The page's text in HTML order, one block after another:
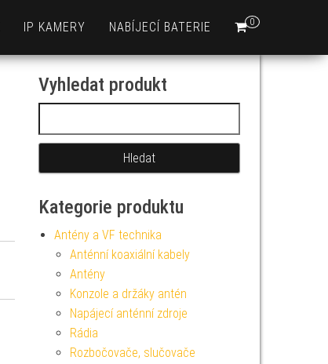
0
IP KAMERY NABÍJECÍ BATERIE
Vyhledat produkt
Kategorie produktu
Antény a VF technika
Anténní koaxiální kabely
Antény
Konzole a držáky antén
Napájecí anténní zdroje
Rádia
Rozbočovače, slučovače